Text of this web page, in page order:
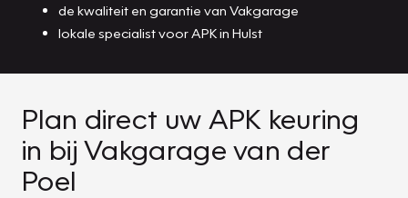
de kwaliteit en garantie van Vakgarage
lokale specialist voor APK in Hulst
Plan direct uw APK keuring
in bij Vakgarage van der
Poel